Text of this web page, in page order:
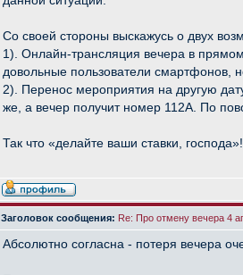
Со своей стороны выскажусь о двух
1). Онлайн-трансляция вечера в
довольные пользователи смартфонов,
2). Перенос мероприятия на другую
же, а вечер получит номер 112А. По
Так что «делайте ваши ставки, господа»!
Заголовок сообщения: Re: Про отмену вечера 4
Абсолютно согласна - потеря вечера